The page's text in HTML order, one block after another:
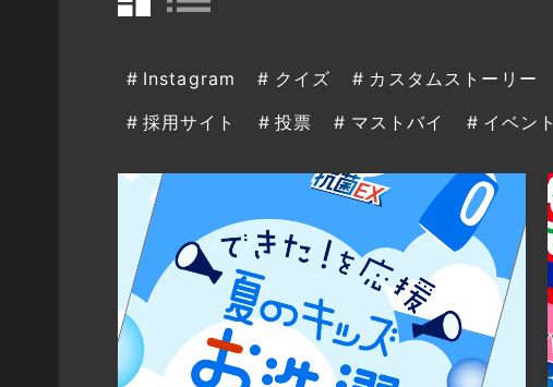
Instagram クイズ カスタムストーリー
採用サイト
投票 マストバイ イベント